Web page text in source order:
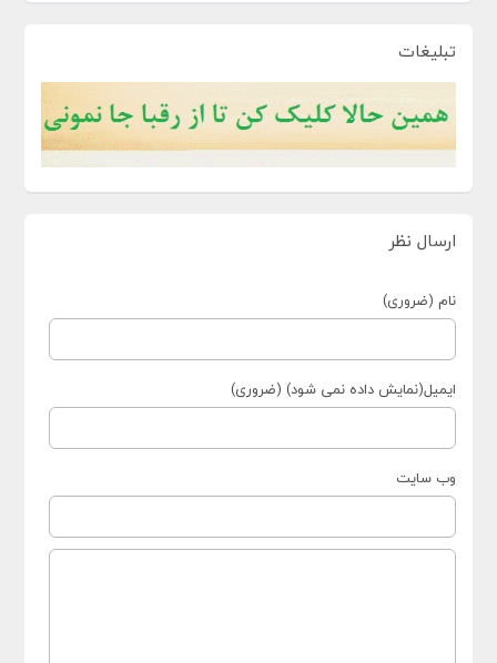
تبلیغات
ارسال نظر
نام (ضروری)
ایمیل(نمایش داده نمی شود) (ضروری)
وب سایت